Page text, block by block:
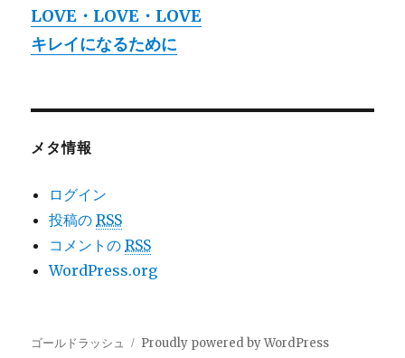
LOVE・LOVE・LOVE
キレイになるために
メタ情報
ログイン
投稿のRSS
コメントのRSS
WordPress.org
ゴールドラッシュ Proudly powered by WordPress